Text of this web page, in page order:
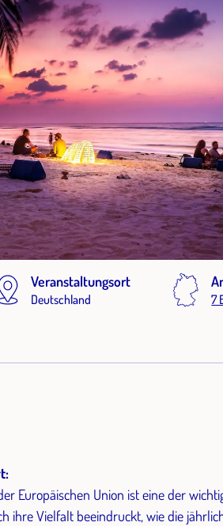
Veranstaltungsort
Deutschland 7
Europäischen Union ist eine der
ihre Vielfalt beeindruckt, wie die